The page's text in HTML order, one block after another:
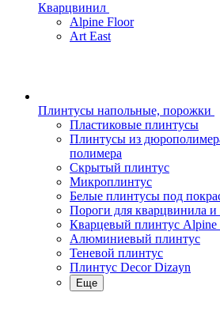
Кварцвинил
Alpine Floor
Art East
Плинтусы напольные, порожки
Пластиковые плинтусы
Плинтусы из
полимера
Скрытый плинтус
Микроплинтус
Белые плинтусы под
Пороги для кварцвинила и
Кварцевый плинтус Alpine
Алюминиевый плинтус
Теневой плинтус
Плинтус Decor Dizayn
Еще